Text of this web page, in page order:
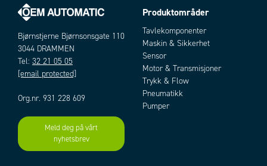
Bjørnstjerne Bjørnsonsgate 110
3044 DRAMMEN
Tel: 32 21 05 05
[email protected]
Org.nr. 931 228 609
Meld deg på vårt
nyhetsbrev
Produktområder
Tavlekomponenter
Maskin & Sikkerhet
Sensor
Motor & Transmisjoner
Trykk & Flow
Pneumatikk
Pumper